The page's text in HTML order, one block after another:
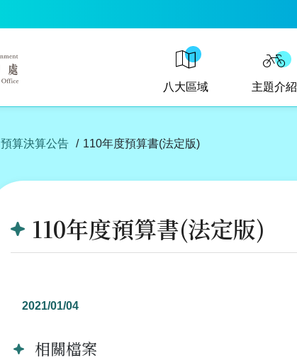
八大區域 主題介紹
預算決算公告 110年度預算書(法定版)
110年度預算書(法定版)
2021/01/04
相關檔案